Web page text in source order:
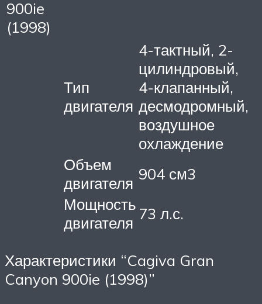
900ie
(1998)
Тип
двигателя
4-тактный, 2-
цилиндровый,
4-клапанный,
десмодромный,
воздушное
охлаждение
Объем
двигателя 904 см3
Мощность
двигателя 73 л.с.
Характеристики “Cagiva Gran
Canyon 900ie (1998)”